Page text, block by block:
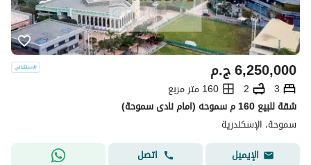
ج.م6,250,000
3
2
160 متر مربع
شقة للبيع 160 م سموحه (امام نادى سموحة)
سموحة، الإسكندرية
الإيميل
اتصل